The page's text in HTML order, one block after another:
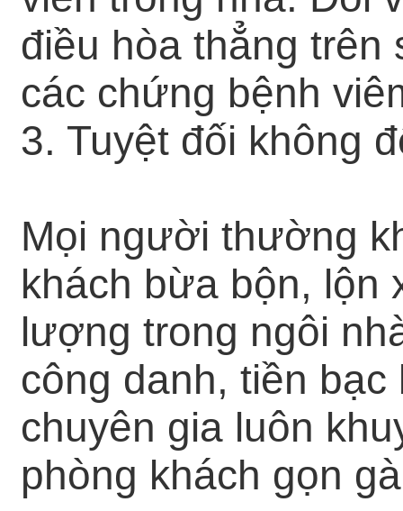
điều hòa thẳng trên
các chứng bệnh
3. Tuyệt đối không
Mọi người thường
khách bừa bộn, lộn
lượng trong ngôi
công danh, tiền
chuyên gia luôn
phòng khách gọn